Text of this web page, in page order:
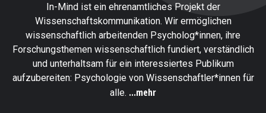
In-Mind ist ein ehrenamtliches Projekt der
Wissenschaftskommunikation. Wir ermöglichen
wissenschaftlich arbeitenden Psycholog*innen, ihre
Forschungsthemen wissenschaftlich fundiert, verständlich
und unterhaltsam für ein interessiertes Publikum
aufzubereiten: Psychologie von Wissenschaftler*innen für
alle. ...mehr